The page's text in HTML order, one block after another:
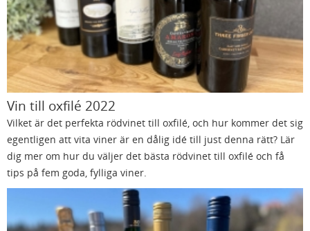
Vin till oxfilé 2022
Vilket är det perfekta rödvinet till oxfilé, och hur kommer det sig
egentligen att vita viner är en dålig idé till just denna rätt? Lär
dig mer om hur du väljer det bästa rödvinet till oxfilé och få
tips på fem goda, fylliga viner.